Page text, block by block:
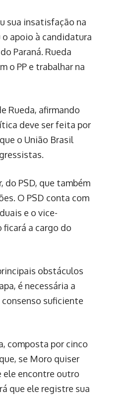
sua insatisfação na
o apoio à candidatura
Paraná. Rueda
o PP e trabalhar na
Rueda, afirmando
deve ser feita por
o União Brasil
do PSD, que também
O PSD conta com
e o vice-
a cargo do
obstáculos
é necessária a
suficiente
composta por cinco
se Moro quiser
ele encontre outro
que ele registre sua